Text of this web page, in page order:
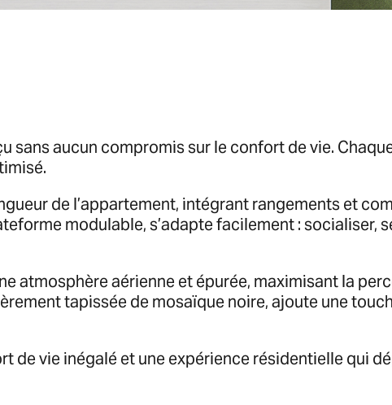
sans aucun compromis sur le confort de vie.
de l’appartement, intégrant rangements et
modulable, s’adapte facilement : socialiser,
atmosphère aérienne et épurée, maximisant la
tapissée de mosaïque noire, ajoute une
de vie inégalé et une expérience résidentielle qui